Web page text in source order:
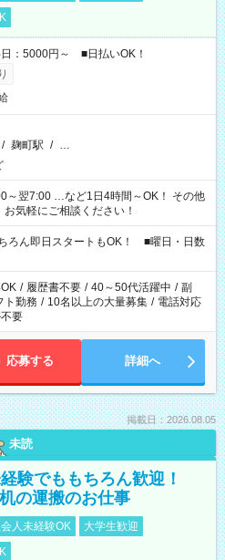
：5000円～ ■日払いOK！
/ 麹町駅 / …
7:00 …など1日4時間～OK！ その他
気軽にご相談ください！
ろん即日スタートもOK！ ■曜日・日数
/ 履歴書不要 / 40～50代活躍中 / 副
ト勤務 / 10名以上の大量募集 / 電話対応
要
応募する 詳細へ
掲載日：2026.08.05
未読
験でももちろん歓迎！
の運搬のお仕事
人未経験OK
大学生歓迎